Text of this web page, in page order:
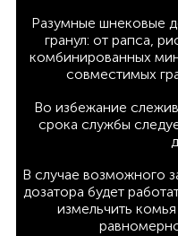
Разумные шнековые
гранул: от рапса,
комбинированных
совместимых
Во избежание
срока службы
В случае возможного
дозатора будет
измельчить